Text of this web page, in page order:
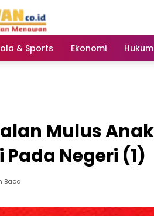
& Sports Ekonomi
Mulus
Negeri (1)
Baca